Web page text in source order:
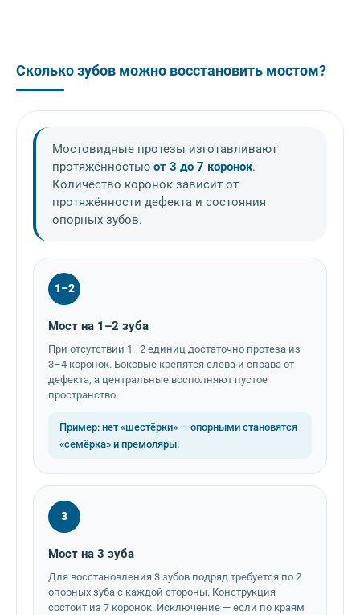
Сколько зубов можно восстановить мостом?
Мостовидные протезы изготавливают
протяжённостью от 3 до 7 коронок.
Количество коронок зависит от
протяжённости дефекта и состояния
опорных зубов.
1–2
Мост на 1–2 зуба
При отсутствии 1–2 единиц достаточно протеза из
3–4 коронок. Боковые крепятся слева и справа от
дефекта, а центральные восполняют пустое
пространство.
Пример: нет «шестёрки» — опорными становятся
«семёрка» и премоляры.
3
Мост на 3 зуба
Для восстановления 3 зубов подряд требуется по 2
опорных зуба с каждой стороны. Конструкция
состоит из 7 коронок. Исключение — если по краям